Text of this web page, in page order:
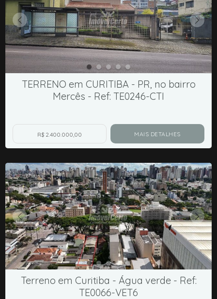
TERRENO em CURITIBA - PR, no bairro
Mercês - Ref: TE0246-CTI
R$ 2.400.000,00 MAIS DETALHES
Terreno em Curitiba - Água verde - Ref:
TE0066-VET6